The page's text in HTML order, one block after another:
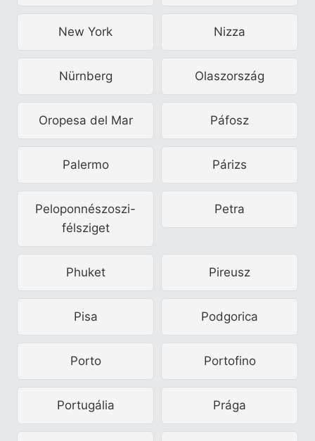
New York Nizza
Nürnberg Olaszország
Oropesa del Mar Páfosz
Palermo Párizs
Peloponnészoszi-
félsziget
Petra
Phuket Pireusz
Pisa Podgorica
Porto Portofino
Portugália Prága